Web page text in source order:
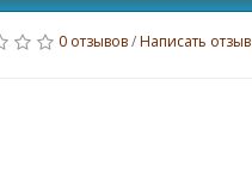
0 отзывов/Написать отзыв